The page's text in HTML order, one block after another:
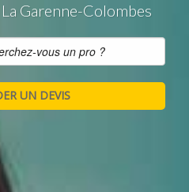
Garenne-Colombes